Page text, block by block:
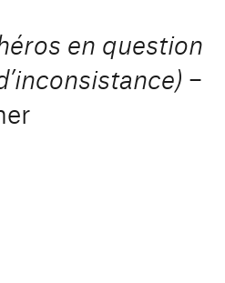
en question
–